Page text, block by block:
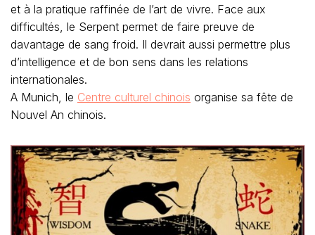
et à la pratique raffinée de l’art de vivre. Face aux
difficultés, le Serpent permet de faire preuve de
davantage de sang froid. Il devrait aussi permettre plus
d’intelligence et de bon sens dans les relations
internationales.
A Munich, le Centre culturel chinois organise sa fête de
Nouvel An chinois.